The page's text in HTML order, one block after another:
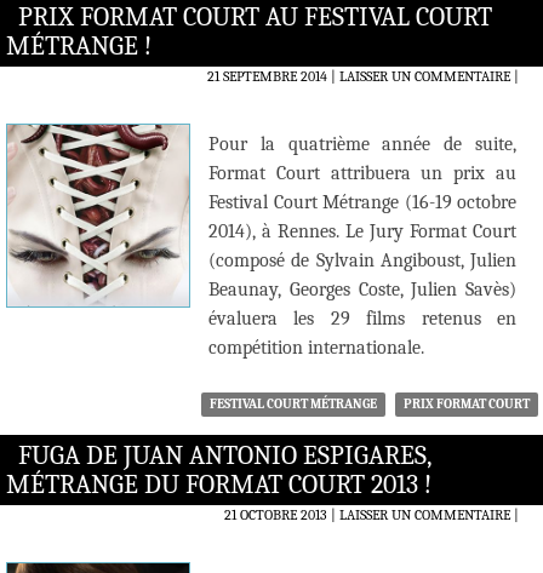
PRIX FORMAT COURT AU FESTIVAL COURT
MÉTRANGE !
21 SEPTEMBRE 2014 LAISSER UN COMMENTAIRE|
Pour la quatrième année de suite,
Format Court attribuera un prix au
Festival Court Métrange (16-19 octobre
2014), à Rennes. Le Jury Format Court
(composé de Sylvain Angiboust, Julien
Beaunay, Georges Coste, Julien Savès)
évaluera les 29 films retenus en
compétition internationale.
FESTIVAL COURT MÉTRANGE PRIX FORMAT COURT
FUGA DE JUAN ANTONIO ESPIGARES,
MÉTRANGE DU FORMAT COURT 2013 !
21 OCTOBRE 2013 LAISSER UN COMMENTAIRE|